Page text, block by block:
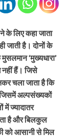
के लिए कहा जाता
जाती है। दोनों के
‘मुख्यधारा’
हैं। जिसे
चला जाता है कि
अल्पसंख्यकों
में ज्‍यादातर
है और बिलकुल
को आसानी से मिल